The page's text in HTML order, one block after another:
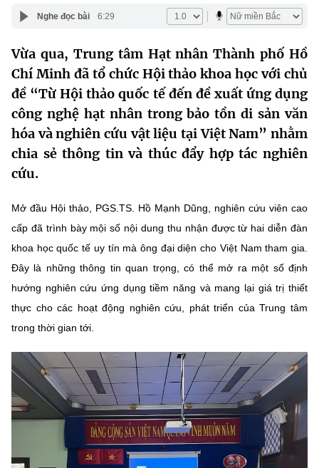
Chức năng nhiệm vụ
Cơ cấu tổ chức
Lịch sử phát triển
Sở Khoa học và Công nghệ
Tin tức sự kiện
Khoa học và Công nghệ
Đổi mới sáng tạo
Chuyển đổi số
Bưu chính, Viễn thông
Tiêu chuẩn, đo lường, chất lượng
Năng lượng nguyên tử
Tin tổng hợp
Tin địa phương
Dịch vụ công
Hệ thống văn bản
Văn bản QPPL
Văn bản chỉ đạo điều hành
MST IOFFICE
THỐNG KÊ
Đổi mới sáng tạo
Bưu chính, Viễn thông
Sở hữu trí tuệ
Tiêu chuẩn, đo lường, chất lượng
Năng lượng nguyên tử
Khác
Infographic
Voice
Nhiệm vụ trọng tâm
Vietnamese English
Nghe đọc bài 6:29
Vừa qua, Trung tâm Hạt nhân Thành phố Hồ
Chí Minh đã tổ chức Hội thảo khoa học với chủ
đề “Từ Hội thảo quốc tế đến đề xuất ứng dụng
công nghệ hạt nhân trong bảo tồn di sản văn
hóa và nghiên cứu vật liệu tại Việt Nam” nhằm
chia sẻ thông tin và thúc đẩy hợp tác nghiên
cứu.
Mở đầu Hội thảo, PGS.TS. Hồ Mạnh Dũng, nghiên cứu viên cao
cấp đã trình bày mội số nội dung thu nhận được từ hai diễn đàn
khoa học quốc tế uy tín mà ông đại diện cho Việt Nam tham gia.
Đây là những thông tin quan trọng, có thể mở ra một số định
hướng nghiên cứu ứng dụng tiềm năng và mang lại giá trị thiết
thực cho các hoạt động nghiên cứu, phát triển của Trung tâm
trong thời gian tới.